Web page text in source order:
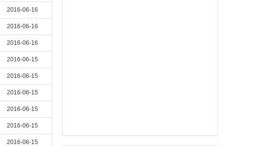
2016-06-16
2016-06-16
2016-06-16
2016-06-15
2016-06-15
2016-06-15
2016-06-15
2016-06-15
2016-06-15